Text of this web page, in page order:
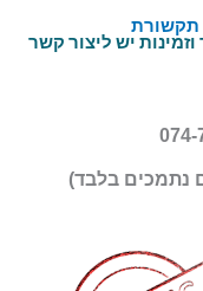
תקשורת
יש ליצור קשר
נתמכים בלבד)